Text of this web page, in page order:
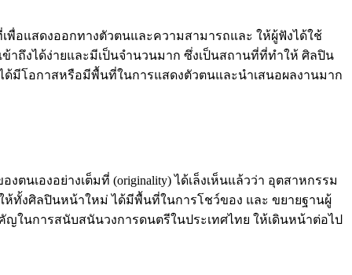
พื่อแสดงออกทางตัวตนและความสามารถและ ให้ผู้ฟังได้ใช้
าถึงได้ง่ายและมีเป็นจำนวนมาก ซึ่งเป็นสถานที่ที่ทำให้ ศิลปิน
มีโอกาสหรือมีพื้นที่ในการแสดงตัวตนและนำเสนอผลงานมาก
นเองอย่างเต็มที่ (originality) ได้เล็งเห็นแล้วว่า อุตสาหกรรม
ห้ทั้งศิลปินหน้าใหม่ ได้มีพื้นที่ในการโชว์ของ และ ขยายฐานผู้
ญในการสนับสนันวงการดนตรีในประเทศไทย ให้เดินหน้าต่อไป